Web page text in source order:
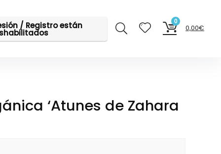
/ Registro están 0
0,00€
‘Atunes de Zahara